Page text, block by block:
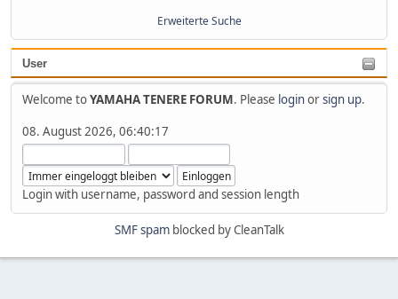
Erweiterte Suche
User
Welcome toYAMAHA TENERE FORUM. Please loginorsign up.
08. August 2026, 06:40:17
Login with username, password and session length
SMF spamblocked by CleanTalk